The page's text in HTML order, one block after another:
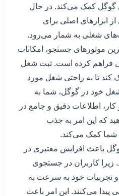
گوگل کمک می‌کند. در حال
ابزارهای اصلی برای
شغلی به شمار می‌رود.
موتورهای جستجو، امکانات
فراهم کرده است. ثبت شغل
کند تا به راحتی شغل مورد
شغل خود در گوگل، شما به
اطلاعات دقیق و جامع در
که این امر به جذب
شما کمک می‌کند.
باعث افزایش معتبری در
کاربران در جستجوی
تجربیات خود به سرعت به
می‌کنند. این امر باعث